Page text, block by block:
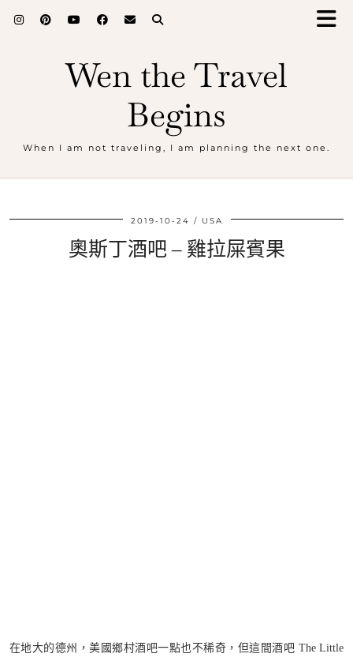
Wen the Travel
Begins
When I am not traveling, I am planning the next one.
2019-10-24 USA
奧斯丁酒吧 – 雞拉屎賓果
在地大的德州，美國鄉村酒吧一點也不稀奇，但這間酒吧 The Little